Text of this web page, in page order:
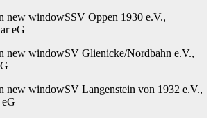
new windowSSV Oppen 1930 e.V.,
eG
new windowSV Glienicke/Nordbahn e.V.,
new windowSV Langenstein von 1932 e.V.,